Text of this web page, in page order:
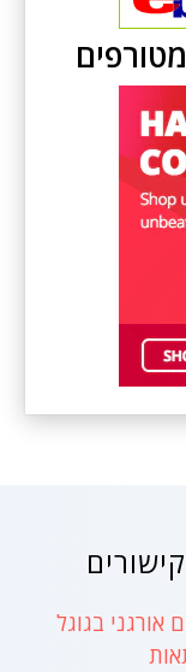
אורגני בגוגל